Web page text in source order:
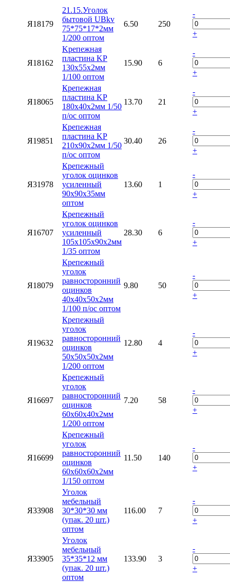
Я18179
21.15.Уголок
бытовой UBkv
75*75*17*2мм
1/200 оптом
6.50 250
-
+
Я18162
Kрепежная
пластина KP
130х55х2мм
1/100 оптом
15.90 6
-
+
Я18065
Крепежная
пластина KP
180х40х2мм 1/50
п/ос оптом
13.70 21
-
+
Я19851
Крепежная
пластина KP
210х90х2мм 1/50
п/ос оптом
30.40 26
-
+
Я31978
Крепежный
уголок оцинков
усиленный
90х90х35мм
оптом
13.60 1
-
+
Я16707
Крепежный
уголок оцинков
усиленный
105х105х90х2мм
1/35 оптом
28.30 6
-
+
Я18079
Крепежный
уголок
равносторонний
оцинков
40х40х50х2мм
1/100 п/ос оптом
9.80 50
-
+
Я19632
Крепежный
уголок
равносторонний
оцинков
50х50х50х2мм
1/200 оптом
12.80 4
-
+
Я16697
Крепежный
уголок
равносторонний
оцинков
60х60х40х2мм
1/200 оптом
7.20 58
-
+
Я16699
Крепежный
уголок
равносторонний
оцинков
60х60х60х2мм
1/150 оптом
11.50 140
-
+
Я33908
Уголок
мебельный
30*30*30 мм
(упак. 20 шт.)
оптом
116.00 7
-
+
Я33905
Уголок
мебельный
35*35*12 мм
(упак. 20 шт.)
оптом
133.90 3
-
+